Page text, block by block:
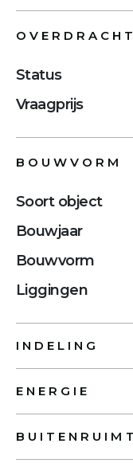
OVERDRACHT
Status
Vraagprijs
BOUWVORM
Soort object
Bouwjaar
Bouwvorm
Liggingen
INDELING
ENERGIE